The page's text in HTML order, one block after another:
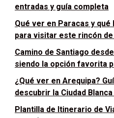
entradas y guía completa
Qué ver en Paracas y
para visitar este rincón
Camino de Santiago
siendo la opción favorita
¿Qué ver en Arequipa?
descubrir la Ciudad
Plantilla de Itinerario de